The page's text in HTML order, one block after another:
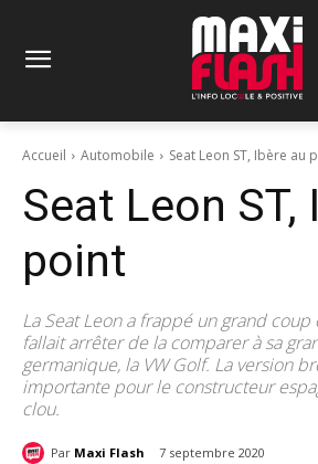
Accueil Automobile Seat Leon ST, Ibère au
Seat Leon ST,
point
La Seat Leon a frappé un grand coup
fallait arrêter de la comparer à sa
germanique, la VW Golf. La version
importante pour le constructeur
clou.
Par Maxi Flash 7 septembre 2020